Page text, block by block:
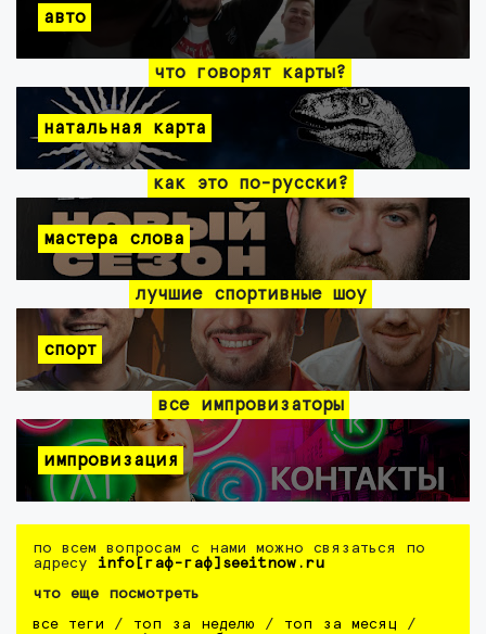
авто
что говорят карты?
натальная карта
как это по-русски?
мастера слова
лучшие спортивные шоу
спорт
все импровизаторы
импровизация
по всем вопросам с нами можно связаться по
адресу info[гаф-гаф]seeitnow.ru
что еще посмотреть
все теги / топ за неделю / топ за месяц /